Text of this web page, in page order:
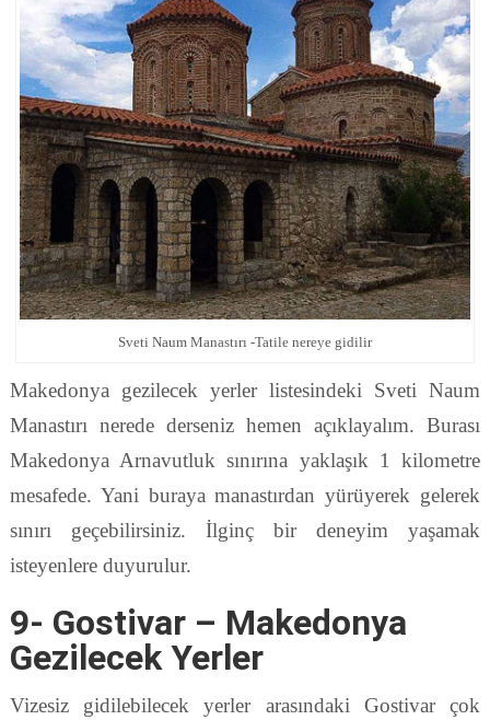
Sveti Naum Manastırı -Tatile nereye gidilir
Makedonya gezilecek yerler listesindeki Sveti Naum
Manastırı nerede derseniz hemen açıklayalım. Burası
Makedonya Arnavutluk sınırına yaklaşık 1 kilometre
mesafede. Yani buraya manastırdan yürüyerek gelerek
sınırı geçebilirsiniz. İlginç bir deneyim yaşamak
isteyenlere duyurulur.
9- Gostivar – Makedonya
Gezilecek Yerler
Vizesiz gidilebilecek yerler arasındaki Gostivar çok